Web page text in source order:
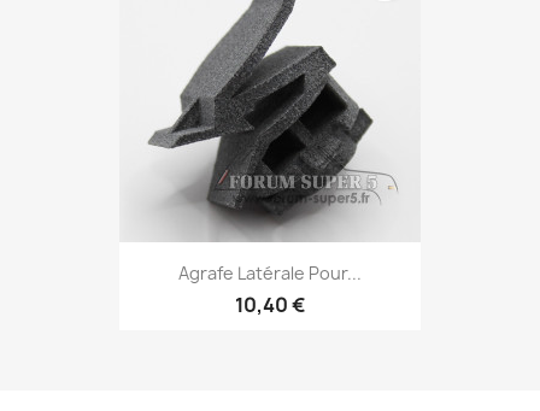
Agrafe Latérale Pour...
10,40 €